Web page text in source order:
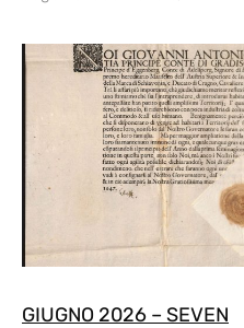
GIUGNO 2026 – SEVEN